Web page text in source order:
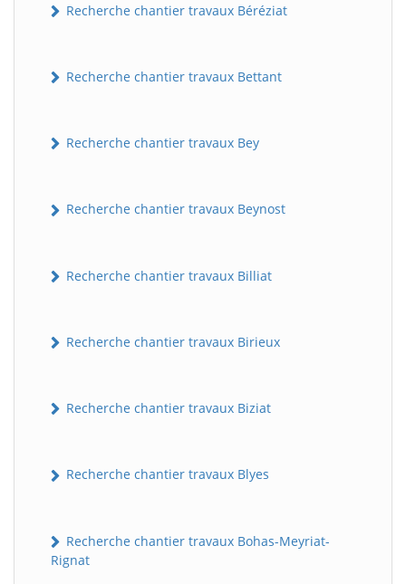
Recherche chantier travaux Béréziat
Recherche chantier travaux Bettant
Recherche chantier travaux Bey
Recherche chantier travaux Beynost
Recherche chantier travaux Billiat
Recherche chantier travaux Birieux
Recherche chantier travaux Biziat
Recherche chantier travaux Blyes
Recherche chantier travaux Bohas-Meyriat-
Rignat